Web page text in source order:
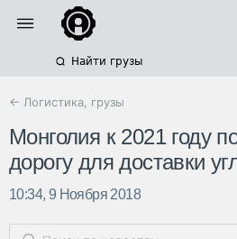
Найти грузы
← Логистика, грузы
Монголия к 2021 году
дорогу для доставки
10:34, 9 Ноября 2018